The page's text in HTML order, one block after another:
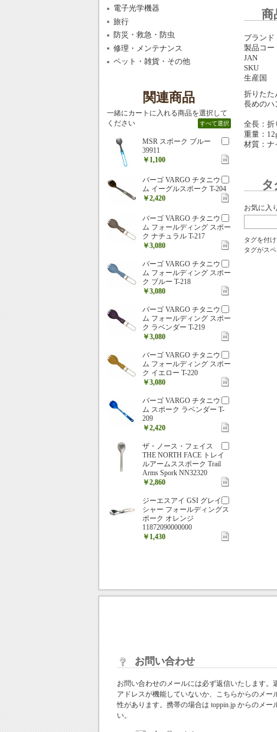
商
ブランド
製品コー
JAN
SKU
生産国
折りたた
長めのハ
全長：折
重量：
材質：ナ
タ
お気に入
タグを付
タグがス
電子光学機器
旅行
防災・救急・防虫
修理・メンテナンス
ペット・雑貨・その他
関連商品
一緒にカートに入れる商品を選択して
ください
すべて選択
MSR スポーク ブルー
39911
￥1,100
バーゴ VARGO チタニウ
ム イーグルスポーク T-204
￥2,420
バーゴ VARGO チタニウ
ム フォールディング スポー
ク ナチュラル T-217
￥3,080
バーゴ VARGO チタニウ
ム フォールディング スポー
ク ブルー T-218
￥3,080
バーゴ VARGO チタニウ
ム フォールディング スポー
ク ラベンダー T-219
￥3,080
バーゴ VARGO チタニウ
ム フォールディング スポー
ク イエロー T-220
￥3,080
バーゴ VARGO チタニウ
ム スポーク ラベンダー T-
209
￥2,420
ザ・ノース・フェイス
THE NORTH FACE トレイ
ルアームススポーク Trail
Arms Spork NN32320
￥2,860
ジーエスアイ GSI グレイ
シャー フォールディングス
ポーク オレンジ
11872090000000
￥1,430
お問い合わせ
お問い合わせのメールには必ず返信いたします。
アドレスが機能していないか、こちらからのメー
性があります。携帯の場合は toppin.jp からのメー
い。